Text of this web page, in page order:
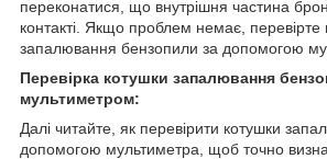
переконатися, що внутрішня частина
контакті. Якщо проблем немає, перевірте
запалювання бензопили за допомогою
Перевірка котушки запалювання
мультиметром:
Далі читайте, як перевірити котушки
допомогою мультиметра, щоб точно